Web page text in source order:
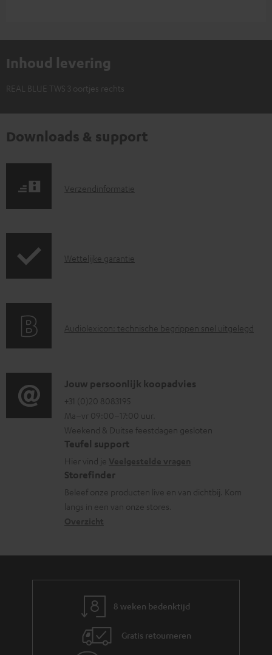
Inhoud levering
REAL BLUE TWS 3 oortjes rechts
Downloads & support
V
e
n
r
m
a
t
i
e
Verzendinformatie
G
n
e
i
n
f
o
r
m
a
Wettelijke garantie
A
i
o
g
l
o
s
s
a
Audiolexicon: technische begrippen snel uitgelegd
C
o
n
t
a
c
t
i
r
Jouw persoonlijk koopadvies
+31 (0)20 8083195
Ma–vr 09:00–17:00 uur.
Weekend & Duitse feestdagen gesloten
Teufel support
Hier vind je
Storefinder
Beleef onze producten live en van dichtbij. Kom
langs in een van onze stores.
8 weken bedenktijd
Gratis retourneren